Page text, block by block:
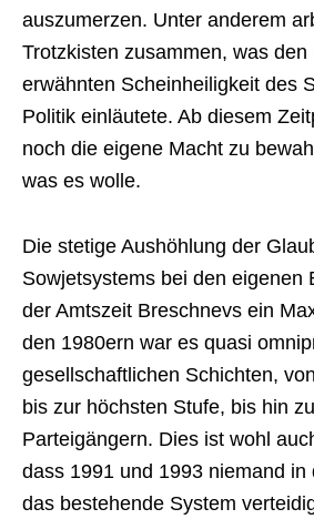
auszumerzen. Unter anderem
Trotzkisten zusammen, was
erwähnten Scheinheiligkeit des
Politik einläutete. Ab diesem
noch die eigene Macht zu
was es wolle.
Die stetige Aushöhlung der
Sowjetsystems bei den eigenen
der Amtszeit Breschnevs ein
den 1980ern war es quasi
gesellschaftlichen Schichten,
bis zur höchsten Stufe, bis hin
Parteigängern. Dies ist wohl
dass 1991 und 1993 niemand in
das bestehende System